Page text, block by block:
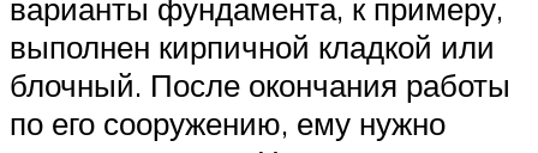
варианты фундамента, к примеру,
выполнен кирпичной кладкой или
блочный. После окончания работы
по его сооружению, ему нужно